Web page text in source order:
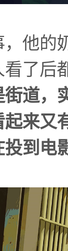
他的
了后
街道，
来又
到电